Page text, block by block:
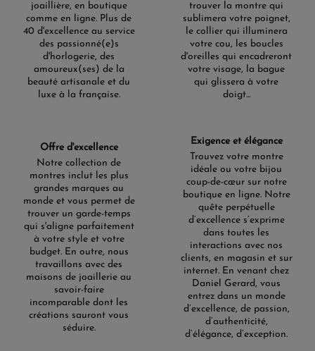
joaillière, en boutique
comme en ligne. Plus de
40 d'excellence au service
des passionné(e)s
d'horlogerie, des
amoureux(ses) de la
beauté artisanale et du
luxe à la française.
trouver la montre qui
sublimera votre poignet,
le collier qui illuminera
votre cou, les boucles
d'oreilles qui encadreront
votre visage, la bague
qui glissera à votre
doigt...
Offre d'excellence
Notre collection de
montres inclut les plus
grandes marques au
monde et vous permet de
trouver un garde-temps
qui s'aligne parfaitement
à votre style et votre
budget. En outre, nous
travaillons avec des
maisons de joaillerie au
savoir-faire
incomparable dont les
créations sauront vous
séduire.
Exigence et élégance
Trouvez votre montre
idéale ou votre bijou
coup-de-cœur sur notre
boutique en ligne. Notre
quête perpétuelle
d’excellence s’exprime
dans toutes les
interactions avec nos
clients, en magasin et sur
internet. En venant chez
Daniel Gerard, vous
entrez dans un monde
d’excellence, de passion,
d’authenticité,
d’élégance, d’exception.